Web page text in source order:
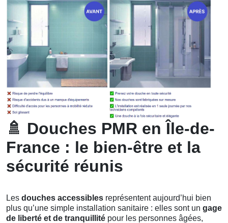
🚿 Douches PMR en Île-de-
France : le bien-être et la
sécurité réunis
Les douches accessibles représentent aujourd’hui bien
plus qu’une simple installation sanitaire : elles sont un gage
de liberté et de tranquillité pour les personnes âgées,